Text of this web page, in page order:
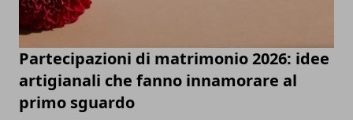
Partecipazioni di matrimonio 2026: idee
artigianali che fanno innamorare al
primo sguardo